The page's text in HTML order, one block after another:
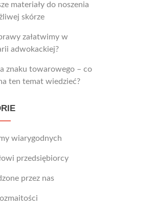
materiały do noszenia
skórze
załatwimy w
adwokackiej?
znaku towarowego – co
ten temat wiedzieć?
wiarygodnych
przedsiębiorcy
przez nas